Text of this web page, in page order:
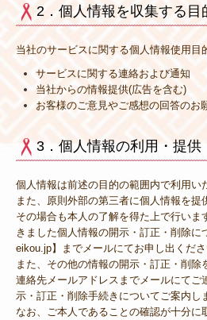
2．個人情報を収集する目
当社のサービスに関する個人情報使用目
サービスに関する連絡および通知
当社からの情報提供(広告を含む)
お客様のご意見やご感想の回答のお
3．個人情報の利用・提供
個人情報は前述の目的の範囲内で利用い
また、原則外部の第三者に個人情報を提
その場合も本人の了解を得た上で行いま
きました個人情報の開示・訂正・削除
eikou.jp】までメールにてお申し出くださ
また、その他の情報の開示・訂正・削
連絡先メールアドレスまでメールにてご
示・訂正・削除手続きについてご案内し
なお、ご本人であることの確認が十分に